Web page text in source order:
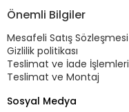
Önemli Bilgiler
Mesafeli Satış Sözleşmesi
Gizlilik politikası
Teslimat ve İade İşlemleri
Teslimat ve Montaj
Sosyal Medya